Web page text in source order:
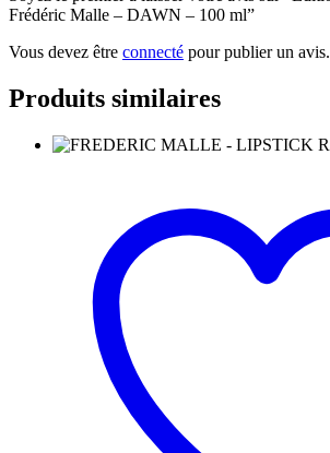
Frédéric Malle – DAWN – 100 ml”
Vous devez être connecté pour publier un avis.
Produits similaires